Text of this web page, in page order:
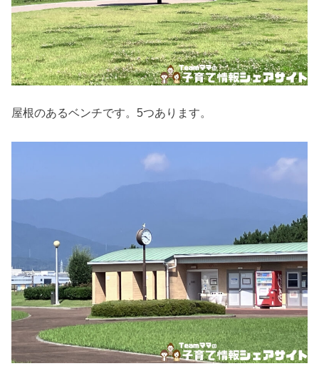
屋根のあるベンチです。5つあります。